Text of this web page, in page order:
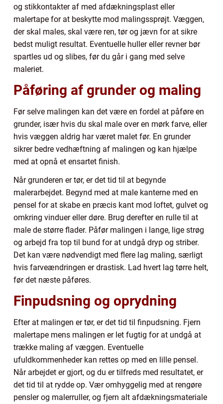
og stikkontakter af med afdækningsplast eller
malertape for at beskytte mod malingssprøjt. Væggen,
der skal males, skal være ren, tør og jævn for at sikre
bedst muligt resultat. Eventuelle huller eller revner bør
spartles ud og slibes, før du går i gang med selve
maleriet.
Påføring af grunder og maling
Før selve malingen kan det være en fordel at påføre en
grunder, især hvis du skal male over en mørk farve, eller
hvis væggen aldrig har været malet før. En grunder
sikrer bedre vedhæftning af malingen og kan hjælpe
med at opnå et ensartet finish.
Når grunderen er tør, er det tid til at begynde
malerarbejdet. Begynd med at male kanterne med en
pensel for at skabe en præcis kant mod loftet, gulvet og
omkring vinduer eller døre. Brug derefter en rulle til at
male de større flader. Påfør malingen i lange, lige strøg
og arbejd fra top til bund for at undgå dryp og striber.
Det kan være nødvendigt med flere lag maling, særligt
hvis farveændringen er drastisk. Lad hvert lag tørre helt,
før det næste påføres.
Finpudsning og oprydning
Efter at malingen er tør, er det tid til finpudsning. Fjern
malertape mens malingen er let fugtig for at undgå at
trække maling af væggen. Eventuelle
ufuldkommenheder kan rettes op med en lille pensel.
Når arbejdet er gjort, og du er tilfreds med resultatet, er
det tid til at rydde op. Vær omhyggelig med at rengøre
pensler og malerruller, og fjern alt afdækningsmateriale